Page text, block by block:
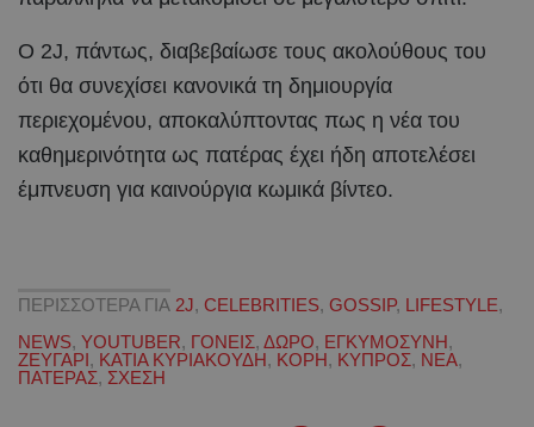
Ο 2J, πάντως, διαβεβαίωσε τους ακολούθους του
ότι θα συνεχίσει κανονικά τη δημιουργία
περιεχομένου, αποκαλύπτοντας πως η νέα του
καθημερινότητα ως πατέρας έχει ήδη αποτελέσει
έμπνευση για καινούργια κωμικά βίντεο.
ΠΕΡΙΣΣΟΤΕΡΑ ΓΙΑ 2J, CELEBRITIES, GOSSIP, LIFESTYLE,
NEWS, YOUTUBER, ΓΟΝΕΙΣ, ΔΩΡΟ, ΕΓΚΥΜΟΣΥΝΗ,
ΖΕΥΓΑΡΙ, ΚΑΤΙΑ ΚΥΡΙΑΚΟΥΔΗ, ΚΟΡΗ, ΚΥΠΡΟΣ, ΝΕΑ,
ΠΑΤΕΡΑΣ, ΣΧΕΣΗ